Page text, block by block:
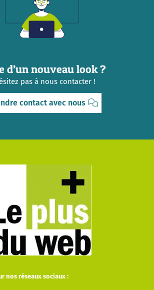
d’un nouveau look ?
pas à nous contacter !
contact avec nous
nos réseaux sociaux :